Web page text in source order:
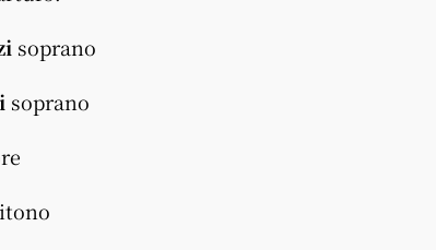
soprano
soprano